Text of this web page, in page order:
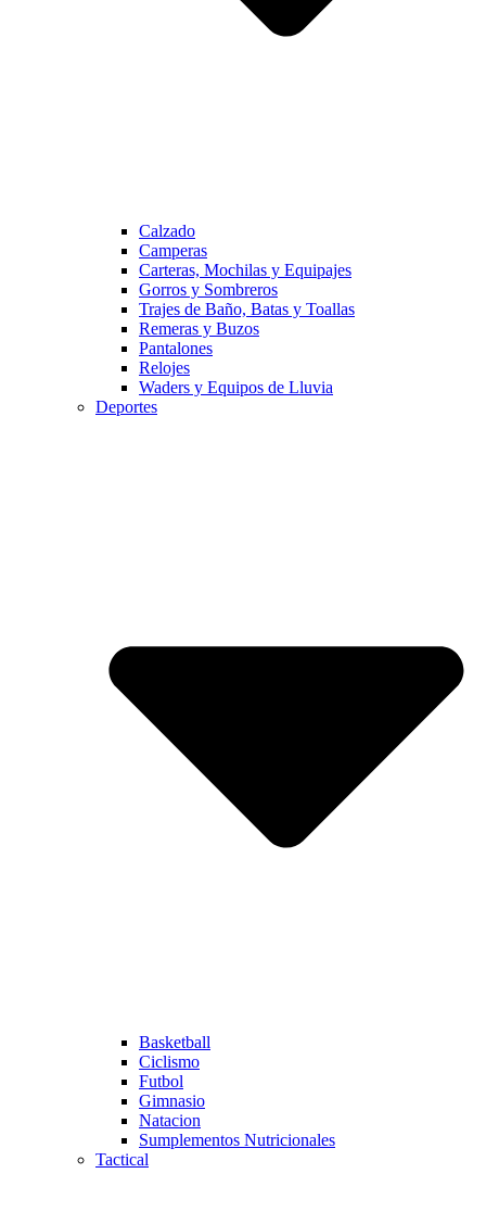
Calzado
Camperas
Carteras, Mochilas y Equipajes
Gorros y Sombreros
Trajes de Baño, Batas y Toallas
Remeras y Buzos
Pantalones
Relojes
Waders y Equipos de Lluvia
Deportes
Basketball
Ciclismo
Futbol
Gimnasio
Natacion
Sumplementos Nutricionales
Tactical